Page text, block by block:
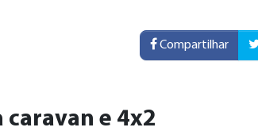
Compartilhar
e 4x2